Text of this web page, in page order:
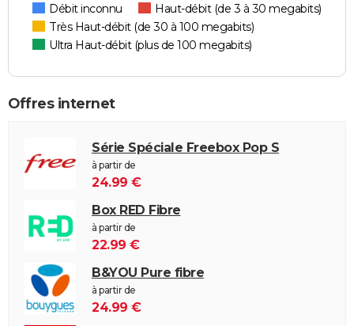
Débit inconnu
Haut-débit (de 3 à 30 megabits)
Très Haut-débit (de 30 à 100 megabits)
Ultra Haut-débit (plus de 100 megabits)
Offres internet
Série Spéciale Freebox Pop S
à partir de
24.99 €
Box RED Fibre
à partir de
22.99 €
B&YOU Pure fibre
à partir de
24.99 €